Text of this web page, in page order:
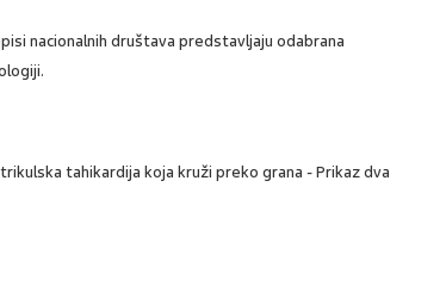
nacionalnih društava predstavljaju odabrana
tahikardija koja kruži preko grana - Prikaz dva